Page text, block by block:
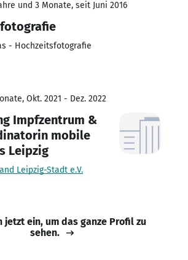
und 3 Monate, seit Juni 2016
- Hochzeitsfotografie
Okt. 2021 - Dez. 2022
Impfzentrum &
mobile
Leipzig
Leipzig-Stadt e.V.
jetzt ein, um das ganze Profil zu
sehen.